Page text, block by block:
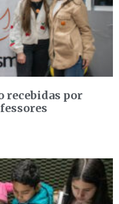
recebidas por